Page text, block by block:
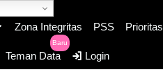
Zona Integritas PSS Prioritas
Teman Data
Baru
Login